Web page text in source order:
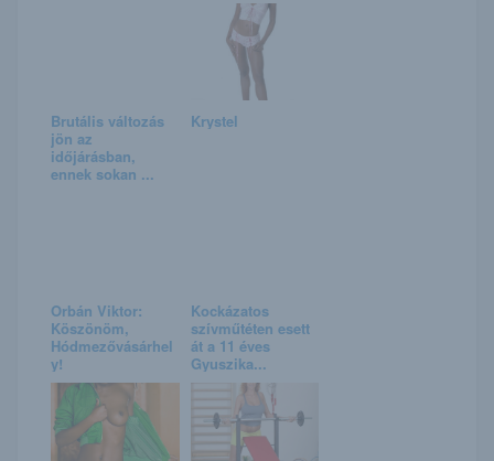
Brutális változás
jön az
időjárásban,
ennek sokan ...
Krystel
Orbán Viktor:
Köszönöm,
Hódmezővásárhel
y!
Kockázatos
szívműtéten esett
át a 11 éves
Gyuszika...